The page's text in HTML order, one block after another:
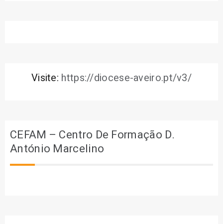
Visite: https://diocese-aveiro.pt/v3/
CEFAM – Centro De Formação D.
António Marcelino